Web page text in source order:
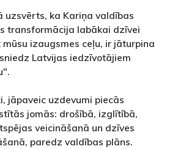
uzsvērts, ka Kariņa valdības
transformācija labākai dzīvei
izaugsmes ceļu, ir jāturpina
Latvijas iedzīvotājiem
jāpaveic uzdevumi piecās
jomās: drošībā, izglītībā,
veicināšanā un dzīves
paredz valdības plāns.